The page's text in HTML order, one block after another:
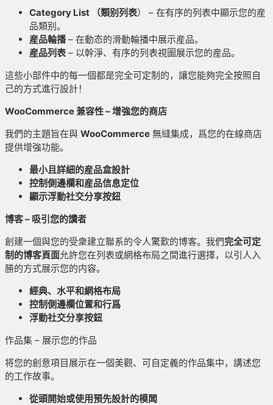
Category List （類别列表） – 在有序的列表中顯示您的産
品類别。
産品輪播– 在動态的滑動輪播中展示産品。
産品列表 – 以幹淨、有序的列表視圖展示您的産品。
這些小部件中的每一個都是完全可定制的，讓您能夠完全按照自
己的方式進行設計！
WooCommerce 兼容性 – 增強您的商店
我們的主題旨在與 WooCommerce 無縫集成，爲您的在線商店
提供增強功能。
最小且詳細的産品盒設計
控制側邊欄和産品信息定位
顯示浮動社交分享按鈕
博客 – 吸引您的讀者
創建一個與您的受衆建立聯系的令人驚歎的博客。我們完全可定
制的博客頁面允許您在列表或網格布局之間進行選擇，以引人入
勝的方式展示您的内容。
經典、水平和網格布局
控制側邊欄位置和行爲
浮動社交分享按鈕
作品集 – 展示您的作品
将您的創意項目展示在一個美觀、可自定義的作品集中，講述您
的工作故事。
從頭開始或使用預先設計的模闆